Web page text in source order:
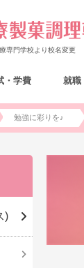
専門学校より校名変更
・学費 就職
勉強に彩りを♪
)